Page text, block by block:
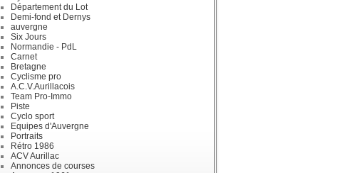
Département du Lot
Demi-fond et Dernys
auvergne
Six Jours
Normandie - PdL
Carnet
Bretagne
Cyclisme pro
A.C.V.Aurillacois
Team Pro-Immo
Piste
Cyclo sport
Equipes d'Auvergne
Portraits
Rétro 1986
ACV Aurillac
Annonces de courses